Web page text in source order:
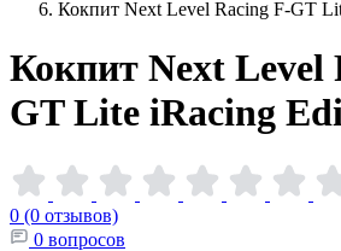
Кокпит Next Level Racing F-GT
Кокпит Next Level
GT Lite iRacing
0 (0 отзывов)
0 вопросов